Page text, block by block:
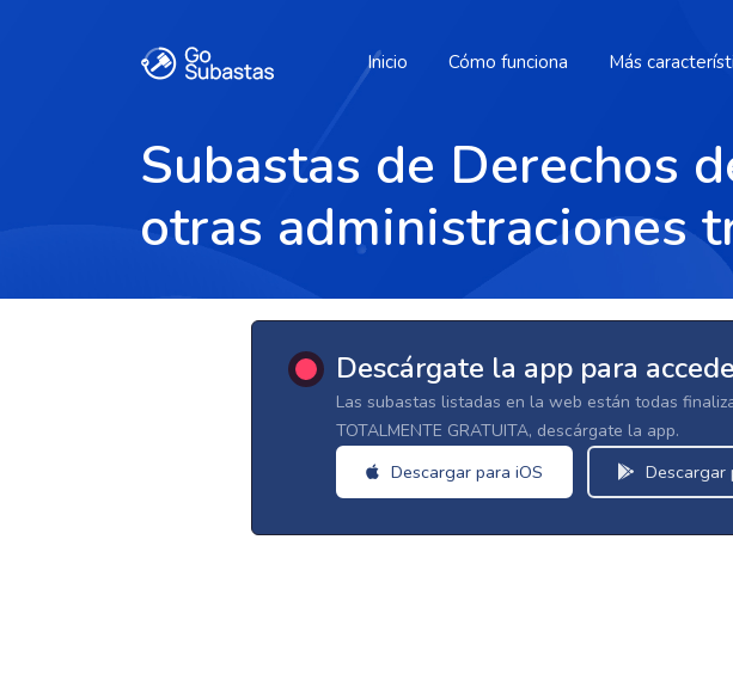
Inicio Cómo funciona Más
Subastas de Derechos
otras administraciones
Descárgate la app para
Las subastas listadas en la web están todas
TOTALMENTE GRATUITA, descárgate la app.
Descargar para iOS Descargar